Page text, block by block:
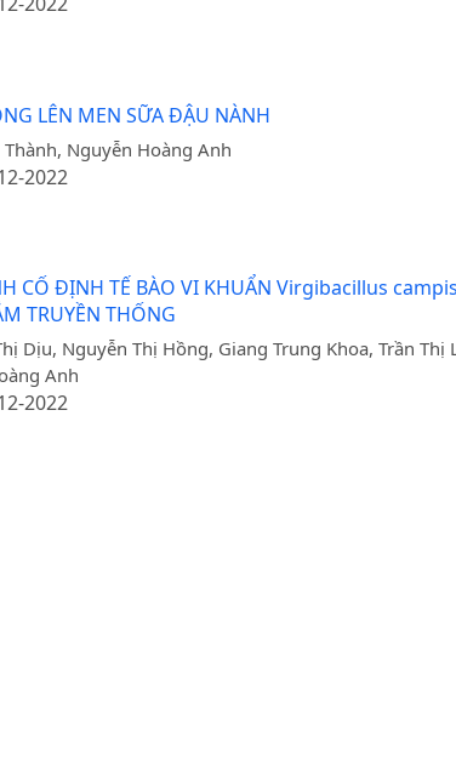
LÊN MEN SỮA ĐẬU NÀNH
Nguyễn Hoàng Anh
2022
CỐ ĐỊNH TẾ BÀO VI KHUẨN Virgibacillus
TRUYỀN THỐNG
Dịu, Nguyễn Thị Hồng, Giang Trung Khoa, Trần
Anh
2022